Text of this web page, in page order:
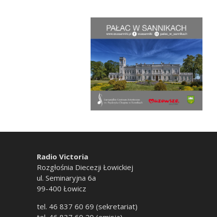
Radio Victoria
Rozgłośnia Diecezji Łowickiej
ul. Seminaryjna 6a
99-400 Łowicz
tel. 46 837 60 69 (sekretariat)